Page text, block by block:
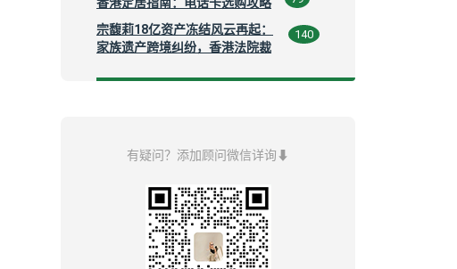
宗馥莉18亿资产冻结风云再起：
家族遗产跨境纠纷，香港法院裁
140
有疑问？添加顾问微信详询⬇